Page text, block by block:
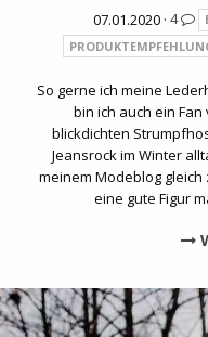
07.01.2020 · 4
So gerne ich meine
bin ich auch ein
blickdichten
Jeansrock im Winter
meinem Modeblog
eine gute Figur